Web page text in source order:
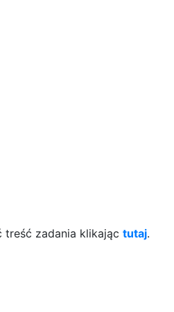
zadania klikając tutaj.